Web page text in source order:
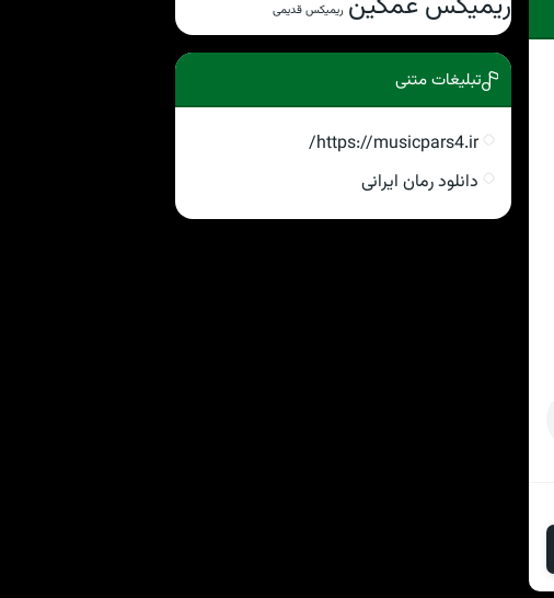
ریمیکس قدیمی
تبلیغات متنی
https://musicpars4.ir/
دانلود رمان ایرانی